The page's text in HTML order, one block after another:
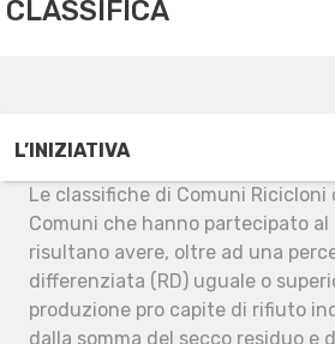
CLASSIFICA
L’INIZIATIVA
Le classifiche di Comuni Ricicloni
Comuni che hanno partecipato al
risultano avere, oltre ad una
differenziata (RD) uguale o
produzione pro capite di rifiuto
dalla somma del secco residuo e